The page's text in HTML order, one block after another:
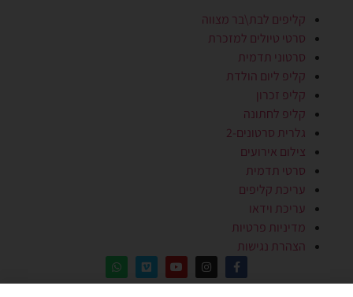
קליפים לבת\בר מצווה
סרטי טיולים למזכרת
סרטוני תדמית
קליפ ליום הולדת
קליפ זכרון
קליפ לחתונה
גלרית סרטונים-2
צילום אירועים
סרטי תדמית
עריכת קליפים
עריכת וידאו
מדיניות פרטיות
הצהרת נגישות